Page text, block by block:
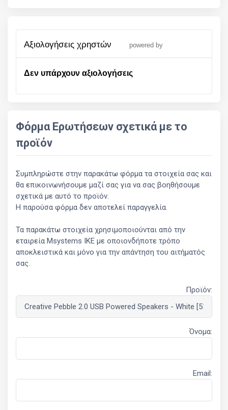
αξιολογήσεις χρηστών powered by
Δεν υπάρχουν αξιολογήσεις
Φόρμα Ερωτήσεων σχετικά με το
προϊόν
Συμπληρώστε στην παρακάτω φόρμα τα στοιχεία σας και
θα επικοινωνήσουμε μαζί σας για να σας βοηθήσουμε
σχετικά με αυτό το προϊόν.
Η παρούσα φόρμα δεν αποτελεί παραγγελία.
Τα παρακάτω στοιχεία χρησιμοποιούνται από την
εταιρεία Msystems ΙΚΕ με οποιονδήποτε τρόπο
αποκλειστικά και μόνο για την απάντηση του αιτήματός
σας.
Προϊόν:
Όνομα:
Email: